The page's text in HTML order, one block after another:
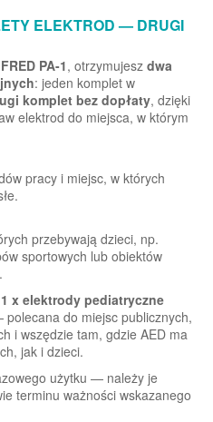
ELEKTROD — DRUGI
PA-1, otrzymujesz dwa
: jeden komplet w
komplet bez dopłaty, dzięki
elektrod do miejsca, w którym
pracy i miejsc, w których
przebywają dzieci, np.
sportowych lub obiektów
x elektrody pediatryczne
do miejsc publicznych,
i wszędzie tam, gdzie AED ma
jak i dzieci.
użytku — należy je
terminu ważności wskazanego